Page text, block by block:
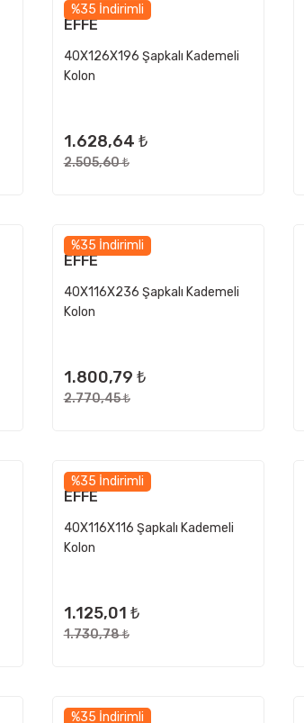
%35 İndirimli
EFFE
40X126X196 Şapkalı Kademeli
Kolon
1.628,64 ₺
2.505,60 ₺
%35 İndirimli
EFFE
40X116X236 Şapkalı Kademeli
Kolon
1.800,79 ₺
2.770,45 ₺
%35 İndirimli
EFFE
40X116X116 Şapkalı Kademeli
Kolon
1.125,01 ₺
1.730,78 ₺
%35 İndirimli